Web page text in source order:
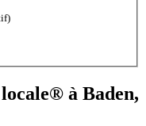
à Baden,